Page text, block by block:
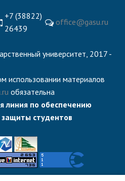
+7 (38822)
26439
office@gasu.ru
университет, 2017 -
использовании материалов
обязательна
линия по обеспечению
студентов